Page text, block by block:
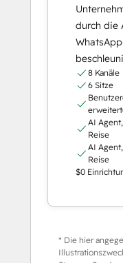
durch die
8 Kanäle
6 Sitze
AI
Reise
AI
Reise
$0
* Die hier